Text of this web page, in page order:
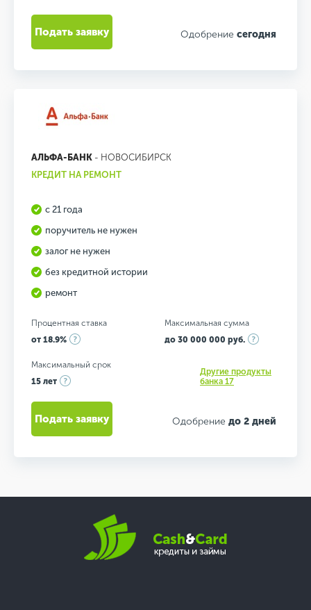
Одобрение сегодня
Подать заявку
АЛЬФА-БАНК - НОВОСИБИРСК
КРЕДИТ НА РЕМОНТ
с 21 года
поручитель не нужен
залог не нужен
без кредитной истории
ремонт
Процентная ставка
от 18.9%
Максимальная сумма
до 30 000 000 руб.
Максимальный срок
15 лет
Другие продукты
банка 17
Одобрение до 2 дней
Подать заявку